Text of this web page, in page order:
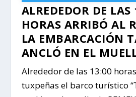
ALREDEDOR DE
HORAS ARRIBÓ AL
LA EMBARCACIÓN
ANCLÓ EN EL
Alrededor de las 13:00
tuxpeñas el barco turístico